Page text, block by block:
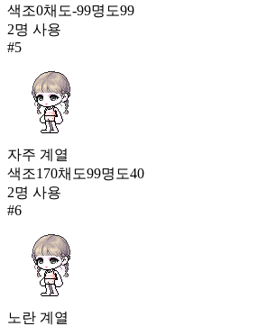
색조0채도-99명도99
2명 사용
#5
자주 계열
색조170채도99명도40
2명 사용
#6
노란 계열